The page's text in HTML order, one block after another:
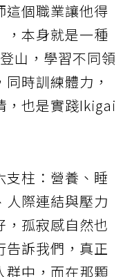
這個職業讓他得
，本身就是一種
山，學習不同領
時訓練體力，
，也是實踐Ikigai
支柱：營養、睡
人際連結與壓力
，孤寂感自然也
告訴我們，真正
群中，而在那顆